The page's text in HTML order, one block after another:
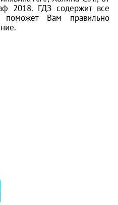
2018. ГДЗ содержит все
Вам правильно